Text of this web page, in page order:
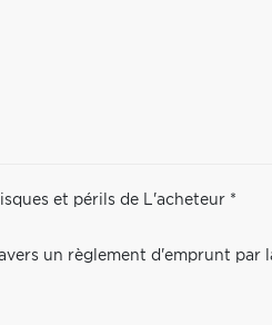
et périls de L'acheteur *
un règlement d'emprunt